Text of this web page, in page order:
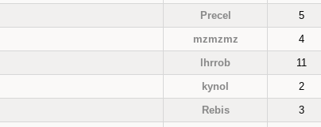
Precel 5
mzmzmz 4
lhrrob 11
kynol 2
Rebis 3